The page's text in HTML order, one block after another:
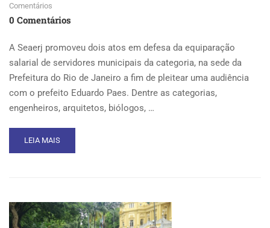
Comentários
0 Comentários
A Seaerj promoveu dois atos em defesa da equiparação
salarial de servidores municipais da categoria, na sede da
Prefeitura do Rio de Janeiro a fim de pleitear uma audiência
com o prefeito Eduardo Paes. Dentre as categorias,
engenheiros, arquitetos, biólogos, …
READ
MORE
EM
DEFESA
LEIA MAIS